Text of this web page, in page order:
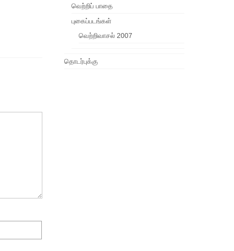
வெற்றிப் பாதை
புகைப்படங்கள்
வெற்றிவாசல் 2007
தொடர்புக்கு